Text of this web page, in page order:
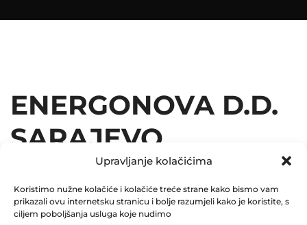
Upravljanje kolačićima
Koristimo nužne kolačiće i kolačiće treće strane kako bismo vam
prikazali ovu internetsku stranicu i bolje razumjeli kako je koristite, s
ciljem poboljšanja usluga koje nudimo
ENERGONOVA D.D.
SARAJEVO
05.07.2019
July 5, 2019
0 Comments